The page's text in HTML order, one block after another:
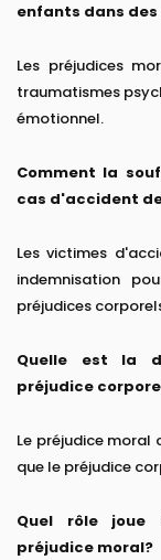
enfants dans
Les préjudices
traumatismes
émotionnel.
Comment la
cas d'accident
Les victimes
indemnisation
préjudices
Quelle est la
préjudice
Le préjudice moral
que le préjudice
Quel rôle joue
préjudice moral?